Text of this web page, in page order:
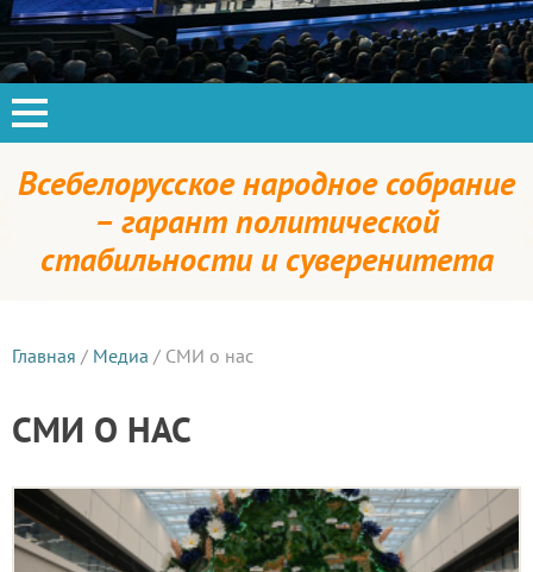
Всебелорусское народное собрание
– гарант политической
стабильности и суверенитета
Главная / Медиа / СМИ о нас
СМИ О НАС